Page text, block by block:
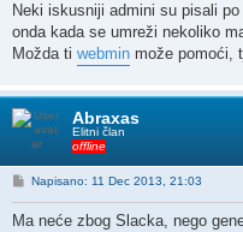
Neki iskusniji admini su pisali
onda kada se umreži nekoliko
Možda ti webmin može pomoći,
Abraxas
Elitni član
offline
P
t
Napisano: 11 Dec 2013, 21:03
Ma neće zbog Slacka, nego